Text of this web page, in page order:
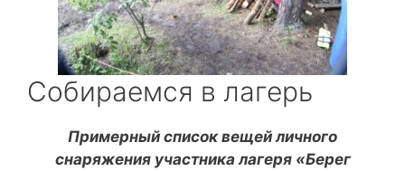
Собираемся в лагерь
Примерный список вещей личного
снаряжения участника лагеря «Берег